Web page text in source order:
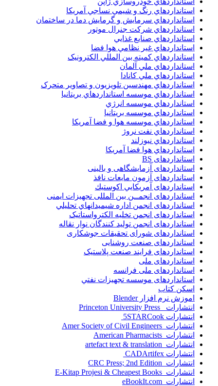
استانداردهاي رنگ و شيمي نساجي آمريکا
استانداردهاي سرمايش و گرمايش دما در ساختمان
استانداردهاي شرکت جنرال موتور
استانداردهاي صنايع غذايي
استانداردهاي غير نظامي هوا فضا
استانداردهاي کميته بين المللي الکترونيک
استانداردهاي ملي آلمان
استانداردهاي ملي کانادا
استانداردهاي مهندسين تلويزيون و تصاوير متحرک
استانداردهاي موسسه استانداردهاي بريتانيا
استانداردهاي موسسه انرژي
استانداردهاي موسسه بريتانيا
استانداردهاي موسسه هوا و فضا آمريکا
استانداردهاي نفت نروژ
استانداردهاي نيوزلند
استانداردهاي هوا فضا آمريکا
استانداردهای BS
استانداردهای آزمایشگاهی و بالینی
استانداردهای آزمون مایعات نافذ
استانداردهای آمريكايي اكوستيك
استانداردهای انجمــن بين المللى تجهيزات ايمنى
استانداردهای انجمن اداره شيميدانهاي تحليلي
استانداردهای انجمن تخليه الکترواستاتيک
استانداردهای انجمن توليد کنندگان نوار نقاله
استانداردهای شورای تحقیقات جوشکاری
استانداردهای صنعت روشنایی
استانداردهای فرايند صنعت پلاستيک
استانداردهای ملی
استانداردهای ملی فرانسه
استانداردهای موسسه تجهيزات نفتي
اسکن کتاب
اموزش نرم افزار Blender
انتشارات Princeton University Press
انتشارات ‎ 5STARCook
انتشارات Amer Society of Civil Engineers
انتشارات American Pharmacists
انتشارات artefact text & translation
انتشارات ‎ CADArtifex
انتشارات CRC Press; 2nd Edition
انتشارات E-Kitap Projesi & Cheapest Books
انتشارات eBookIt.com